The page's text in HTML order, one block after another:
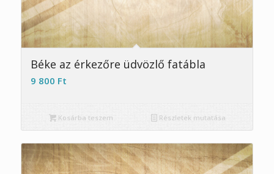
Béke az érkezőre üdvözlő fatábla
9 800 Ft
Kosárba teszem Részletek mutatása